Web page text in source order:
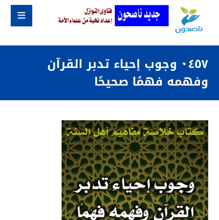
٠٤٥٧ وجوب إحياء تدبر القرآن
وفهمه فهمًا صحيحًا